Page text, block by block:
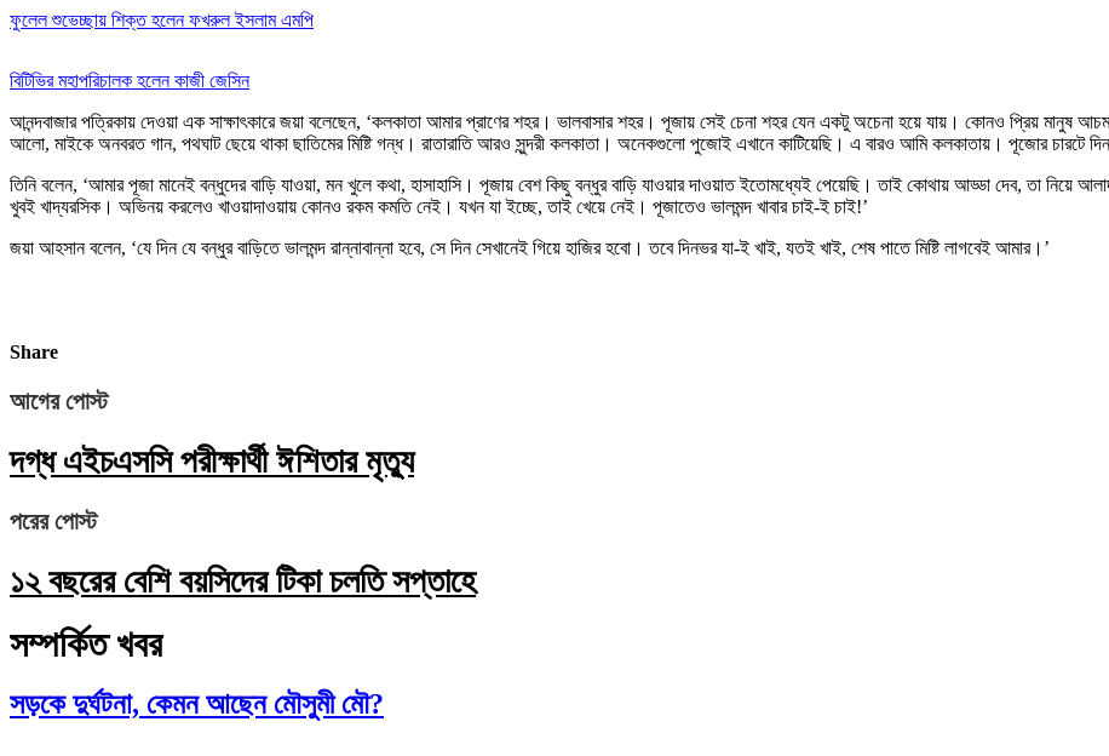
ফুলেল শুভেচ্ছায় শিক্ত হলেন ফখরুল ইসলাম এমপি
বিটিভির মহাপরিচালক হলেন কাজী জেসিন
আনন্দবাজার পত্রিকায় দেওয়া এক সাক্ষাৎকারে জয়া বলেছেন, ‘কলকাতা আমার প্রাণের শহর। ভালবাসার শহর। পূজায় সেই চেনা শহর যেন একটু অচেনা হয়ে যায়। কোনও প্রিয় মানুষ
আলো, মাইকে অনবরত গান, পথঘাট ছেয়ে থাকা ছাতিমের মিষ্টি গন্ধ। রাতারাতি আরও সুন্দরী কলকাতা। অনেকগুলো পুজোই এখানে কাটিয়েছি। এ বারও আমি কলকাতায়। পূজোর চারটে
তিনি বলেন, ‘আমার পূজা মানেই বন্ধুদের বাড়ি যাওয়া, মন খুলে কথা, হাসাহাসি। পূজায় বেশ কিছু বন্ধুর বাড়ি যাওয়ার দাওয়াত ইতোমধ্যেই পেয়েছি। তাই কোথায় আড্ডা দেব, তা
খুবই খাদ্যরসিক। অভিনয় করলেও খাওয়াদাওয়ায় কোনও রকম কমতি নেই। যখন যা ইচ্ছে, তাই খেয়ে নেই। পূজাতেও ভালমন্দ খাবার চাই-ই চাই!’
জয়া আহসান বলেন, ‘যে দিন যে বন্ধুর বাড়িতে ভালমন্দ রান্নাবান্না হবে, সে দিন সেখানেই গিয়ে হাজির হবো। তবে দিনভর যা-ই খাই, যতই খাই, শেষ পাতে মিষ্টি লাগবেই আমার।’
Share
আগের পোস্ট
দগ্ধ এইচএসসি পরীক্ষার্থী ঈশিতার মৃত্যু
পরের পোস্ট
১২ বছরের বেশি বয়সিদের টিকা চলতি সপ্তাহে
সম্পর্কিত খবর
সড়কে দুর্ঘটনা, কেমন আছেন মৌসুমী মৌ?